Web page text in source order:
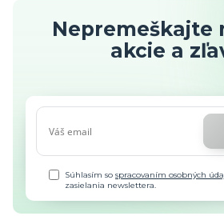
Nepremeškajte
akcie a
Súhlasím sospracovaním osobných
zasielania newslettera.